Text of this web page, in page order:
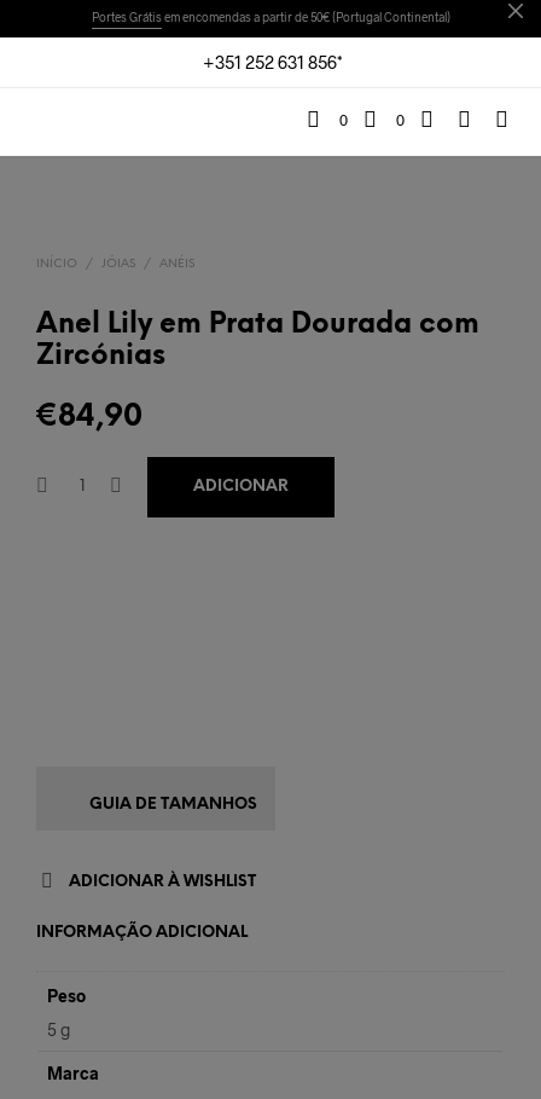
Portes Grátisem encomendas a partir de 50€ (Portugal Continental)
+351 252 631 856*
0 0
INÍCIO / JÓIAS / ANÉIS
Anel Lily em Prata Dourada com
Zircónias
€84,90
ADICIONAR
GUIA DE TAMANHOS
ADICIONAR À WISHLIST
INFORMAÇÃO ADICIONAL
Peso
5 g
Marca